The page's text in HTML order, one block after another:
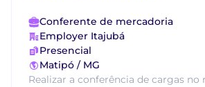
Conferente de mercadoria
Employer Itajubá
Presencial
Matipó / MG
Realizar a conferência de cargas